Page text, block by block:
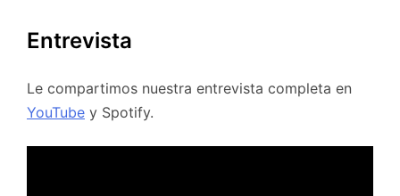
Entrevista
Le compartimos nuestra entrevista completa en
YouTube y Spotify.